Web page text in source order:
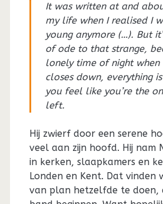
It was written at and
my life when I realised I
young anymore (…). But
of ode to that strange,
lonely time of night when
closes down, everything
you feel like you’re the
left.
Hij zwierf door een serene
veel aan zijn hoofd. Hij nam
in kerken, slaapkamers en
Londen en Kent. Dat vinden
van plan hetzelfde te doen,